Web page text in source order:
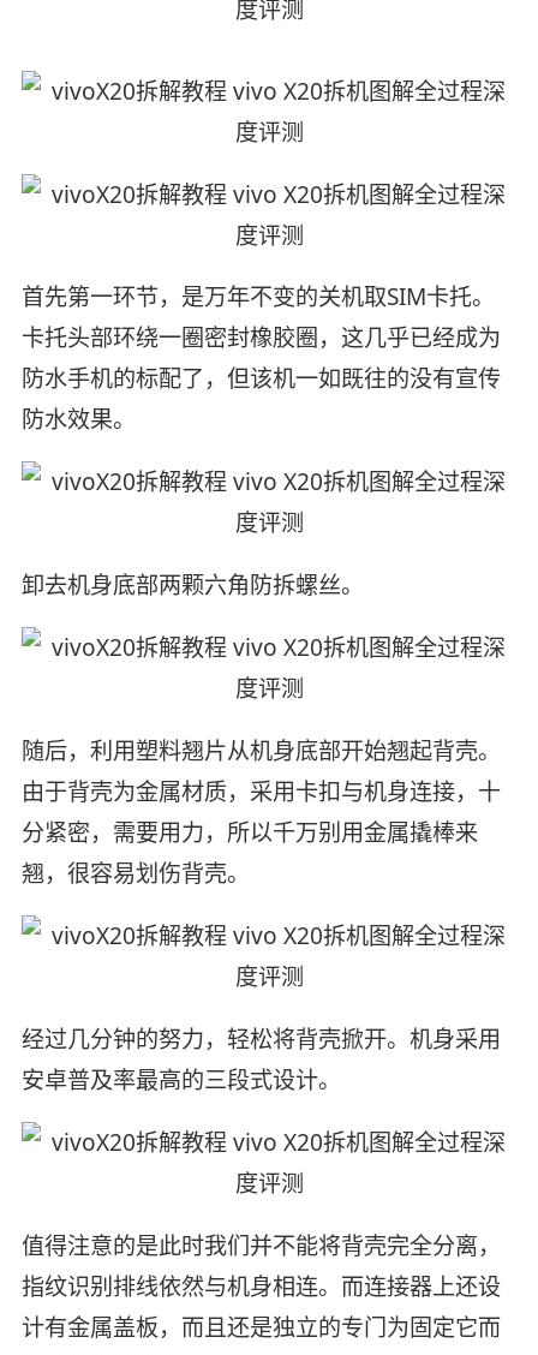
首先第一环节，是万年不变的关机取SIM卡托。
卡托头部环绕一圈密封橡胶圈，这几乎已经成为
防水手机的标配了，但该机一如既往的没有宣传
防水效果。
卸去机身底部两颗六角防拆螺丝。
随后，利用塑料翘片从机身底部开始翘起背壳。
由于背壳为金属材质，采用卡扣与机身连接，十
分紧密，需要用力，所以千万别用金属撬棒来
翘，很容易划伤背壳。
经过几分钟的努力，轻松将背壳掀开。机身采用
安卓普及率最高的三段式设计。
值得注意的是此时我们并不能将背壳完全分离，
指纹识别排线依然与机身相连。而连接器上还设
计有金属盖板，而且还是独立的专门为固定它而